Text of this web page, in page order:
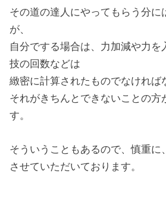
その道の達人にやってもらう分に
が、
自分でする場合は、力加減や力を
技の回数などは
緻密に計算されたものでなければ
それがきちんとできないことの方
す。
そういうこともあるので、慎重に
させていただいております。